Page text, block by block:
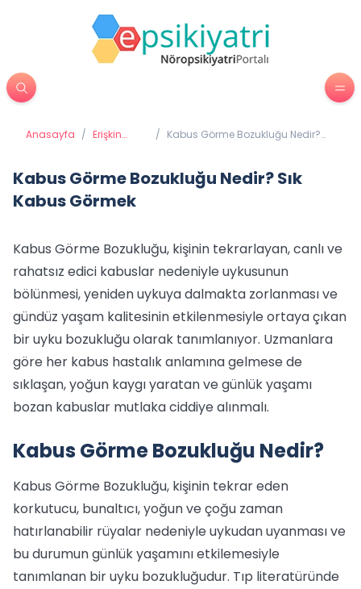
Anasayfa / Erişkin
/ Kabus Görme Bozukluğu Nedir?
Kabus Görme Bozukluğu Nedir? Sık
Kabus Görmek
Kabus Görme Bozukluğu, kişinin tekrarlayan, canlı ve
rahatsız edici kabuslar nedeniyle uykusunun
bölünmesi, yeniden uykuya dalmakta zorlanması ve
gündüz yaşam kalitesinin etkilenmesiyle ortaya çıkan
bir uyku bozukluğu olarak tanımlanıyor. Uzmanlara
göre her kabus hastalık anlamına gelmese de
sıklaşan, yoğun kaygı yaratan ve günlük yaşamı
bozan kabuslar mutlaka ciddiye alınmalı.
Kabus Görme Bozukluğu Nedir?
Kabus Görme Bozukluğu, kişinin tekrar eden
korkutucu, bunaltıcı, yoğun ve çoğu zaman
hatırlanabilir rüyalar nedeniyle uykudan uyanması ve
bu durumun günlük yaşamını etkilemesiyle
tanımlanan bir uyku bozukluğudur. Tıp literatüründe